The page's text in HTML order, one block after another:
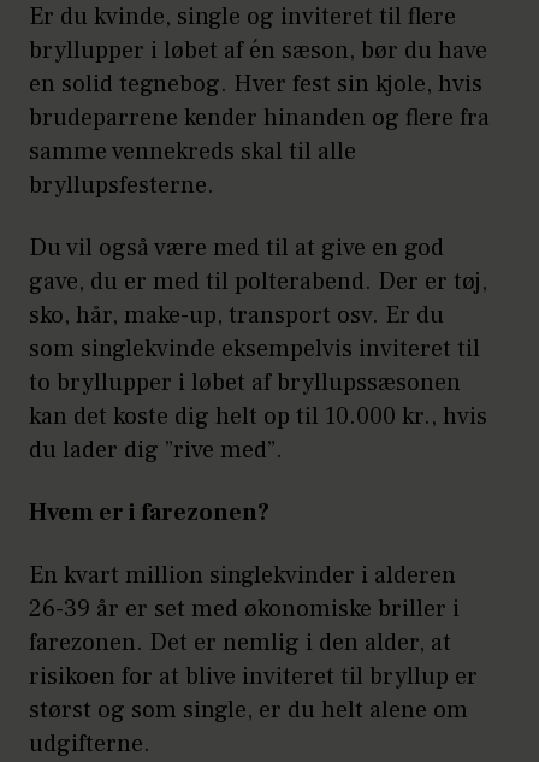
Er du kvinde, single og inviteret til flere
bryllupper i løbet af én sæson, bør du have
en solid tegnebog. Hver fest sin kjole, hvis
brudeparrene kender hinanden og flere fra
samme vennekreds skal til alle
bryllupsfesterne.
Du vil også være med til at give en god
gave, du er med til polterabend. Der er tøj,
sko, hår, make-up, transport osv. Er du
som singlekvinde eksempelvis inviteret til
to bryllupper i løbet af bryllupssæsonen
kan det koste dig helt op til 10.000 kr., hvis
du lader dig ”rive med”.
Hvem er i farezonen?
En kvart million singlekvinder i alderen
26-39 år er set med økonomiske briller i
farezonen. Det er nemlig i den alder, at
risikoen for at blive inviteret til bryllup er
størst og som single, er du helt alene om
udgifterne.